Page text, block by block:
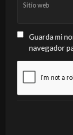
Sitio web
Guarda mi
navegador